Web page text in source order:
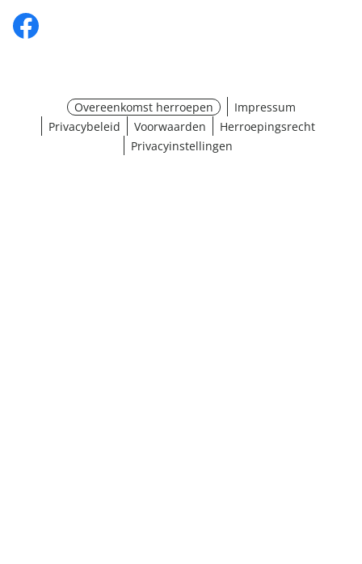
Overeenkomst herroepen
Impressum
Privacybeleid
Voorwaarden
Herroepingsrecht
Privacyinstellingen